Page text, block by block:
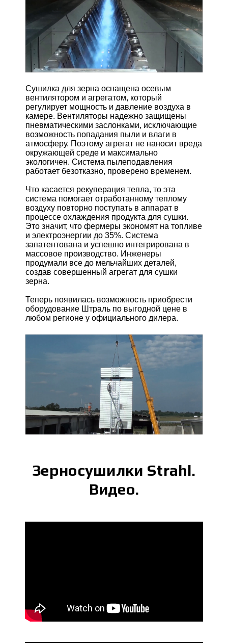
Сушилка для зерна оснащена осевым
вентилятором и агрегатом, который
регулирует мощность и давление воздуха в
камере. Вентиляторы надежно защищены
пневматическими заслонками, исключающие
возможность попадания пыли и влаги в
атмосферу. Поэтому агрегат не наносит вреда
окружающей среде и максимально
экологичен. Система пылеподавления
работает безотказно, проверено временем.
Что касается рекуперация тепла, то эта
система помогает отработанному теплому
воздуху повторно поступать в аппарат в
процессе охлаждения продукта для сушки.
Это значит, что фермеры экономят на топливе
и электроэнергии до 35%. Система
запатентована и успешно интегрирована в
массовое производство. Инженеры
продумали все до мельчайших деталей,
создав совершенный агрегат для сушки
зерна.
Теперь появилась возможность приобрести
оборудование Штраль по выгодной цене в
любом регионе у официального дилера.
Зерносушилки Strahl.
Видео.